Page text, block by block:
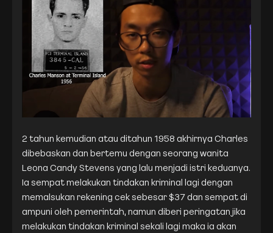
2 tahun kemudian atau ditahun 1958 akhirnya Charles
dibebaskan dan bertemu dengan seorang wanita
Leona Candy Stevens yang lalu menjadi istri keduanya.
Ia sempat melakukan tindakan kriminal lagi dengan
memalsukan rekening cek sebesar $37 dan sempat di
ampuni oleh pemerintah, namun diberi peringatan jika
melakukan tindakan kriminal sekali lagi maka ia akan